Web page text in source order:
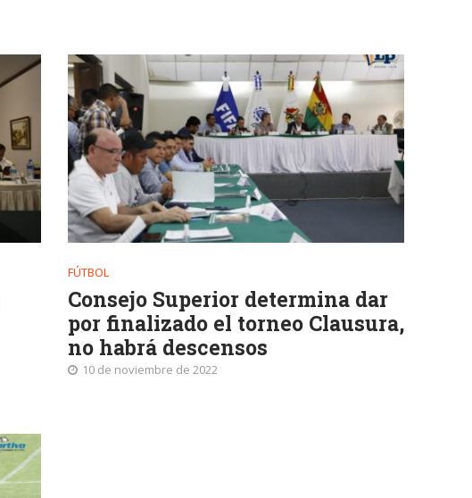
FÚTBOL
Consejo Superior determina dar
por finalizado el torneo Clausura,
no habrá descensos
10 de noviembre de 2022